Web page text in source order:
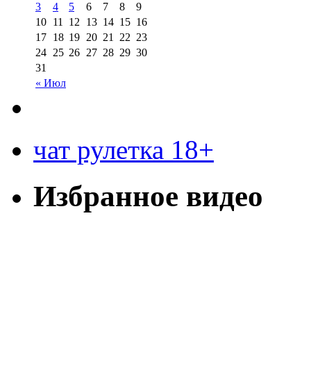
« Июл
3
4 5 6 7 8
9
10 11 12 13 14 15 16
17 18 19 20 21 22 23
24 25 26 27 28 29 30
31
чат рулетка 18+
Избранное видео